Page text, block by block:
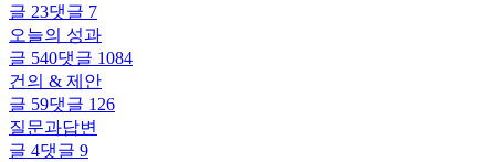
글 23댓글 7
오늘의 성과
글 540댓글 1084
건의 & 제안
글 59댓글 126
질문과답변
글 4댓글 9